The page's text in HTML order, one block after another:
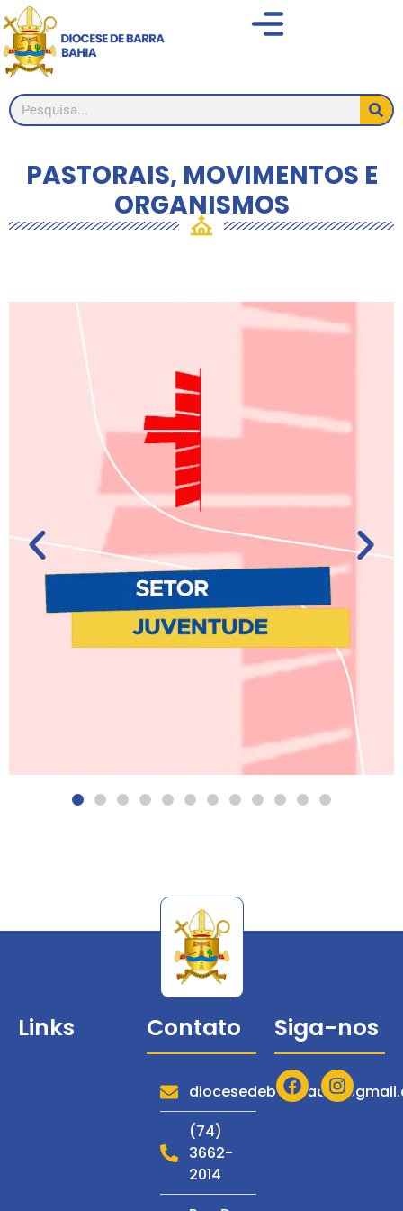
PASTORAIS, MOVIMENTOS E
ORGANISMOS
Links
Serviços
Notícias
Espiritualidade
Multimídia
Contato
(74)
3662-
2014
Siga-nos